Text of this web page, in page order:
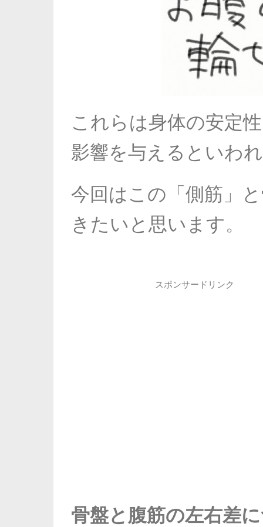
これらは身体の安定
影響を与えるといわ
今回はこの「側筋」
きたいと思います。
スポンサードリンク
骨盤と腹筋の左右差